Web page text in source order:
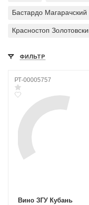
Бастардо Магарачский
Красностоп
ФИЛЬТР
РТ-00005757
Вино ЗГУ Кубань